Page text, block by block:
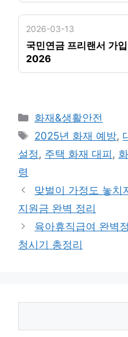
2026-03-13
국민연금 프리랜서 가
2026
카
테
리
화재&생활안전
태
그
2025년 화재 예방,
설정 , 주택 화재 대피 ,
령
맞벌이 가정도 놓치
지원금 완벽 정리
육아휴직급여 완벽
청시기 총정리